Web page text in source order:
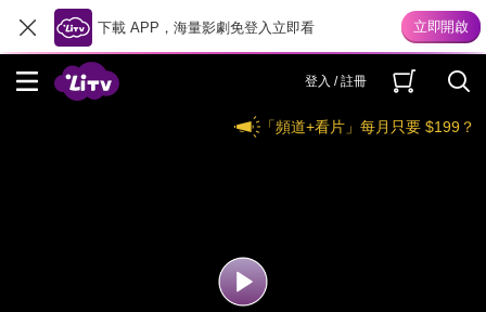
下載 APP，海量影劇免登入立即看
登入 / 註冊
「頻道+看片」每月只要 $199？